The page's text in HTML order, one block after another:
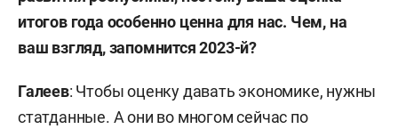
итогов года особенно ценна для нас. Чем, на
ваш взгляд, запомнится 2023-й?
Галеев: Чтобы оценку давать экономике, нужны
статданные. А они во многом сейчас по